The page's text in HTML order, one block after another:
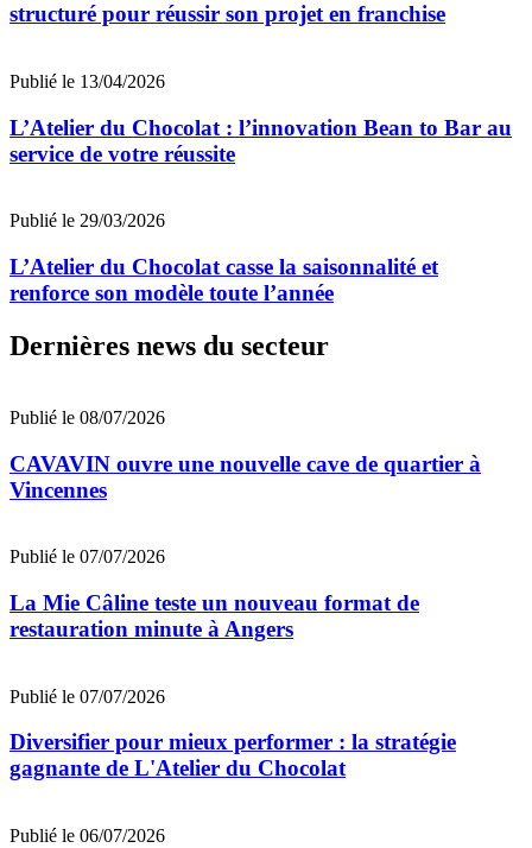
structuré pour réussir son projet en franchise
Publié le 13/04/2026
L’Atelier du Chocolat : l’innovation Bean to Bar au
service de votre réussite
Publié le 29/03/2026
L’Atelier du Chocolat casse la saisonnalité et
renforce son modèle toute l’année
Dernières news du secteur
Publié le 08/07/2026
CAVAVIN ouvre une nouvelle cave de quartier à
Vincennes
Publié le 07/07/2026
La Mie Câline teste un nouveau format de
restauration minute à Angers
Publié le 07/07/2026
Diversifier pour mieux performer : la stratégie
gagnante de L'Atelier du Chocolat
Publié le 06/07/2026